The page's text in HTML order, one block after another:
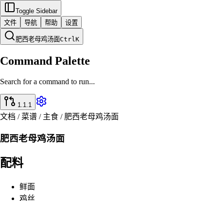
Toggle Sidebar
文件
导航 帮助 设置
肥西老母鸡汤面CtrlK
Command Palette
Search for a command to run...
1.1.1
文档 / 菜谱 / 主食 / 肥西老母鸡汤面
肥西老母鸡汤面
配料
鲜面
鸡丝